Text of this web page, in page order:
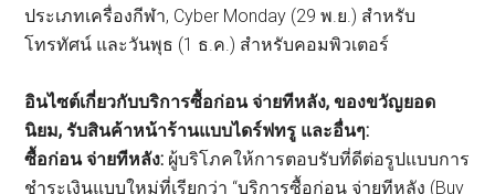
ประเภทเครื่องกีฬา, Cyber Monday (29 พ.ย.) สำหรับ
โทรทัศน์ และวันพุธ (1 ธ.ค.) สำหรับคอมพิวเตอร์
อินไซต์เกี่ยวกับบริการซื้อก่อน จ่ายทีหลัง, ของขวัญยอด
นิยม, รับสินค้าหน้าร้านแบบไดร์ฟทรู และอื่นๆ:
ซื้อก่อน จ่ายทีหลัง: ผู้บริโภคให้การตอบรับที่ดีต่อรูปแบบการ
ชำระเงินแบบใหม่ที่เรียกว่า “บริการซื้อก่อน จ่ายทีหลัง (Buy